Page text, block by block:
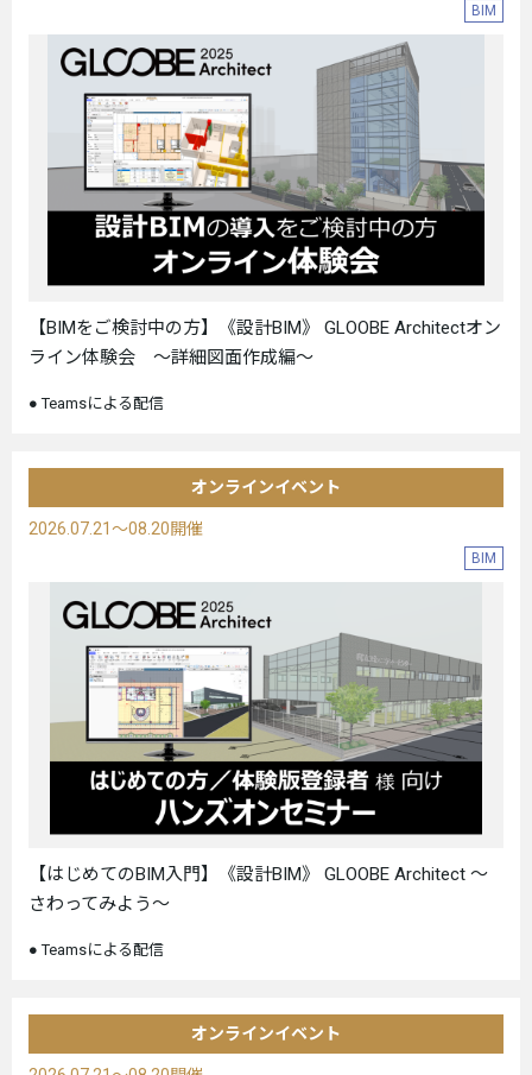
BIM
【BIMをご検討中の方】《設計BIM》 GLOOBE Architectオン
ライン体験会 ～詳細図面作成編～
Teamsによる配信
オンラインイベント
2026.07.21～08.20開催
BIM
【はじめてのBIM入門】《設計BIM》 GLOOBE Architect ～
さわってみよう～
Teamsによる配信
オンラインイベント